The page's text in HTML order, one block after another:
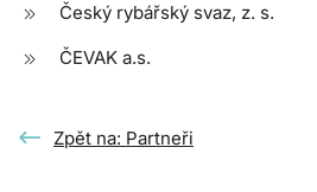
Český rybářský svaz, z. s.
ČEVAK a.s.
Zpět na: Partneři